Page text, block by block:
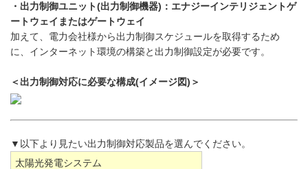
・出力制御ユニット(出力制御機器)：エナジーインテリジェントゲ
ートウェイまたはゲートウェイ
加えて、電力会社様から出力制御スケジュールを取得するため
に、インターネット環境の構築と出力制御設定が必要です。
＜出力制御対応に必要な構成(イメージ図)＞
▼以下より見たい出力制御対応製品を選んでください。
太陽光発電システム